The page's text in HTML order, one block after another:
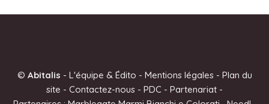
© Abitalis - L'équipe & Édito - Mentions légales- Plan du
site - Contactez-nous - PDC - Partenariat -